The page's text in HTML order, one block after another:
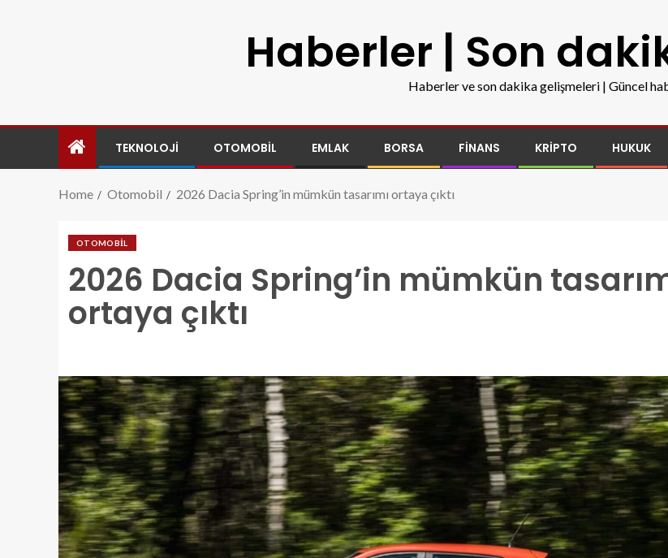
Haberler | Son
Haberler ve son dakika gelişmeleri | Güncel
TEKNOLOJI OTOMOBIL EMLAK BORSA FINANS KRIPTO HUKUK
Home Otomobil 2026 Dacia Spring’in mümkün tasarımı ortaya çıktı
OTOMOBIL
2026 Dacia Spring’in mümkün
ortaya çıktı